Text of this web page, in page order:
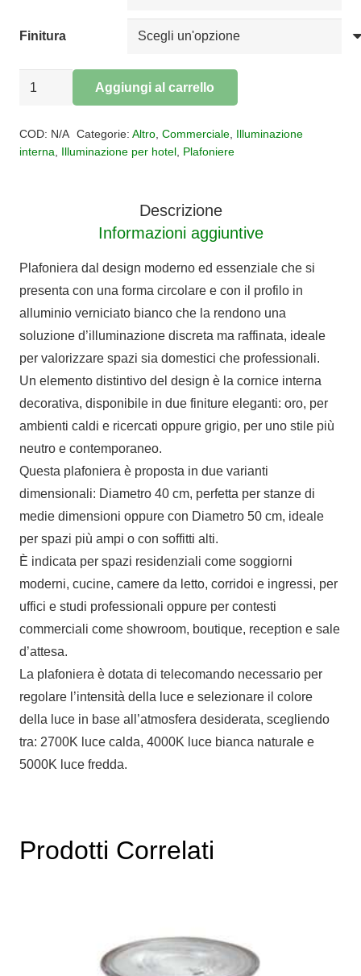
Finitura
Plafoniera
VERONA
Aggiungi al carrello
COD: N/A Categorie: Altro, Commerciale, Illuminazione
interna
Illuminazione per hotel Plafoniere
Descrizione
Informazioni aggiuntive
Plafoniera dal design moderno ed essenziale che si
presenta con una forma circolare e con il profilo in
alluminio verniciato bianco che la rendono una
soluzione d’illuminazione discreta ma raffinata, ideale
per valorizzare spazi sia domestici che professionali.
Un elemento distintivo del design è la cornice interna
decorativa, disponibile in due finiture eleganti: oro, per
ambienti caldi e ricercati oppure grigio, per uno stile più
neutro e contemporaneo.
Questa plafoniera è proposta in due varianti
dimensionali: Diametro 40 cm, perfetta per stanze di
medie dimensioni oppure con Diametro 50 cm, ideale
per spazi più ampi o con soffitti alti.
È indicata per spazi residenziali come soggiorni
moderni, cucine, camere da letto, corridoi e ingressi, per
uffici e studi professionali oppure per contesti
commerciali come showroom, boutique, reception e sale
d’attesa.
La plafoniera è dotata di telecomando necessario per
regolare l’intensità della luce e selezionare il colore
della luce in base all’atmosfera desiderata, scegliendo
tra: 2700K luce calda, 4000K luce bianca naturale e
5000K luce fredda.
Prodotti Correlati